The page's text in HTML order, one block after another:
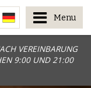
VEREINBARUNG
9:00 UND 21:00
Menu